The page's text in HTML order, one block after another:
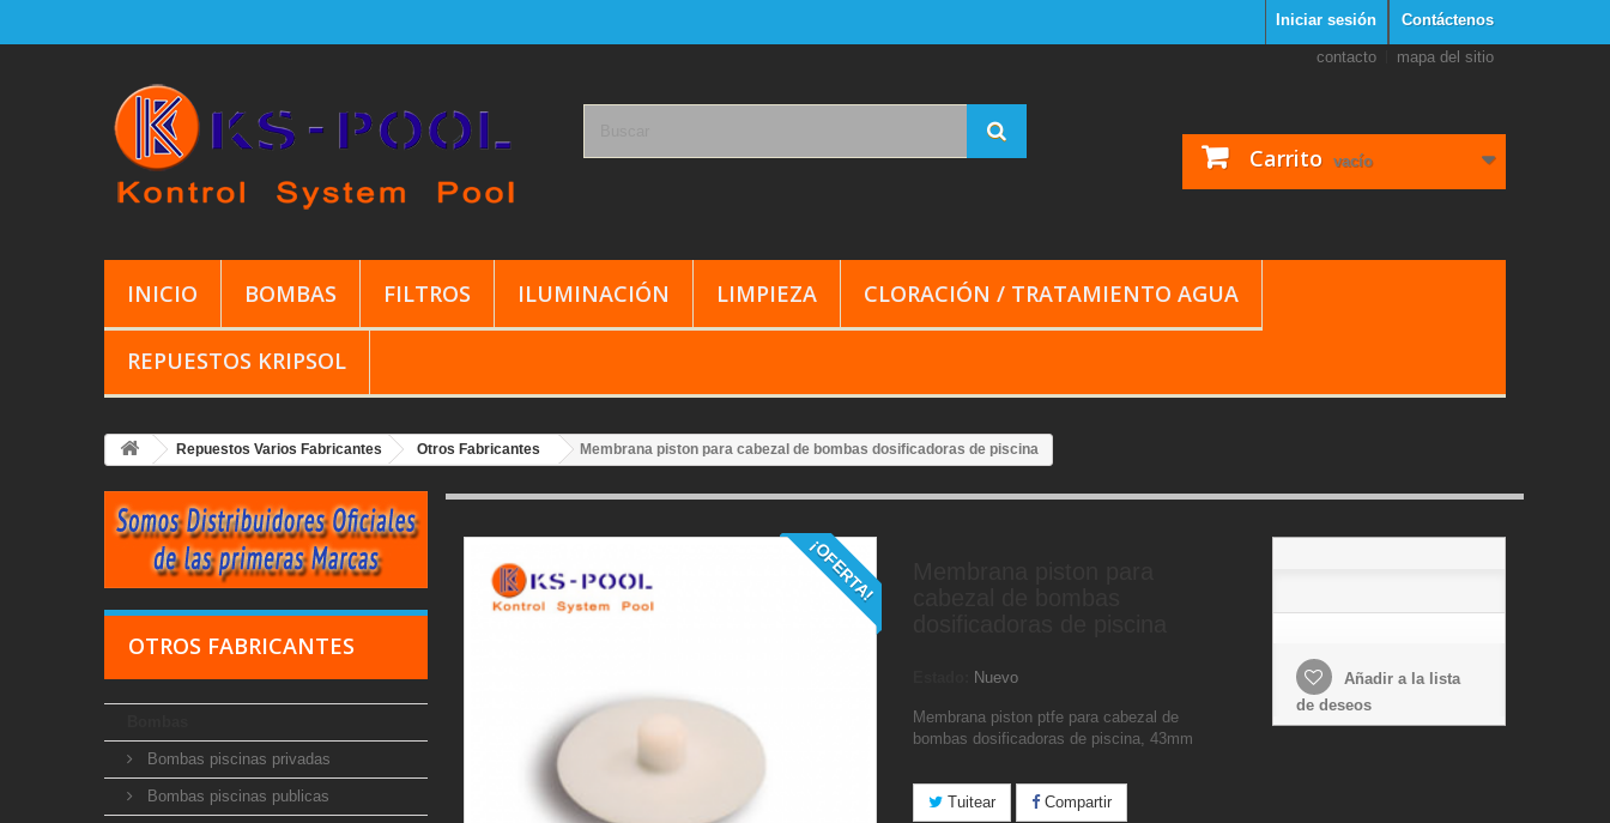
Contáctenos
Iniciar sesión
contacto mapa del sitio
Carrito vacío
INICIO BOMBAS FILTROS ILUMINACIÓN LIMPIEZA CLORACIÓN / TRATAMIENTO AGUA
REPUESTOS KRIPSOL
Repuestos Varios Fabricantes Otros Fabricantes Membrana piston para cabezal de bombas dosificadoras de piscina
OTROS FABRICANTES
Bombas piscinas privadas
Bombas piscinas publicas
¡OFERTA!
Nuevo
Membrana piston ptfe para cabezal de
bombas dosificadoras de piscina, 43mm
Tuitear Compartir
Añadir a la lista
de deseos